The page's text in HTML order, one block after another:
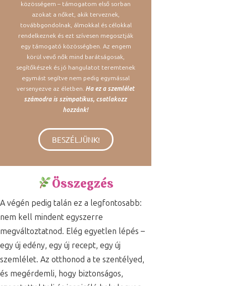
közösségem – támogatom első sorban
azokat a nőket, akik terveznek,
továbbgondolnak, álmokkal és célokkal
rendelkeznek és ezt szívesen megosztják
egy támogató közösségben. Az engem
körül vevő nők mind barátságosak,
segítőkészek és jó hangulatot teremtenek
egymást segítve nem pedig egymással
versenyezve az életben. Ha ez a szemlélet
számodra is szimpatikus, csatlakozz
hozzánk!
BESZÉLJÜNK!
Összegzés
A végén pedig talán ez a legfontosabb:
nem kell mindent egyszerre
megváltoztatnod. Elég egyetlen lépés –
egy új edény, egy új recept, egy új
szemlélet. Az otthonod a te szentélyed,
és megérdemli, hogy biztonságos,